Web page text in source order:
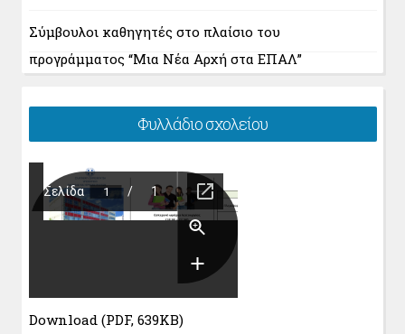
Σύμβουλοι καθηγητές στο πλαίσιο του
προγράμματος “Μια Νέα Αρχή στα ΕΠΑΛ”
Φυλλάδιο σχολείου
Download (PDF, 639KB)